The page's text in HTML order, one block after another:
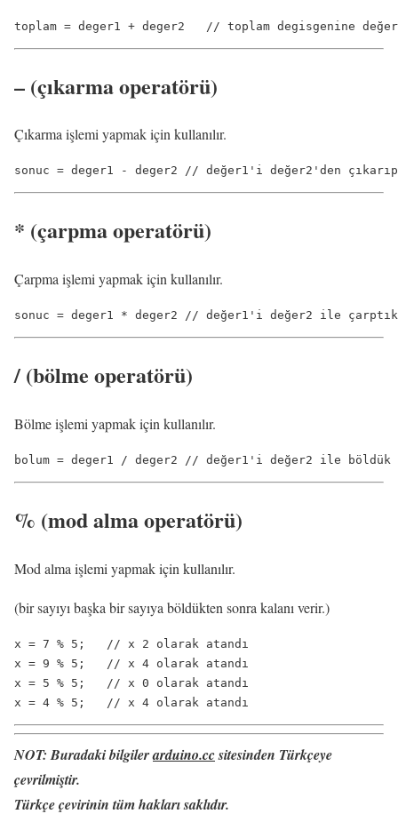
– (çıkarma operatörü)
Çıkarma işlemi yapmak için kullanılır.
* (çarpma operatörü)
Çarpma işlemi yapmak için kullanılır.
sonuc = deger1 * deger2 // değer1'i değer2 ile
/ (bölme operatörü)
Bölme işlemi yapmak için kullanılır.
bolum = deger1 / deger2 // değer1'i değer2 ile böldük
% (mod alma operatörü)
Mod alma işlemi yapmak için kullanılır.
(bir sayıyı başka bir sayıya böldükten sonra kalanı verir.)
x = 7 % 5;   // x 2 olarak atandı
x = 9 % 5;   // x 4 olarak atandı
x = 5 % 5;   // x 0 olarak atandı
NOT: Buradaki bilgilerarduino.ccsitesinden Türkçeye
çevrilmiştir.
Türkçe çevirinin tüm hakları saklıdır.